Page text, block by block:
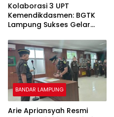
Kolaborasi 3 UPT
Kemendikdasmen: BGTK
Lampung Sukses Gelar
Kehangatan
BANDAR LAMPUNG
Arie Apriansyah Resmi